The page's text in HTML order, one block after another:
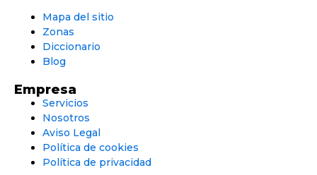
Mapa del sitio
Zonas
Diccionario
Blog
Empresa
Servicios
Nosotros
Aviso Legal
Política de cookies
Política de privacidad